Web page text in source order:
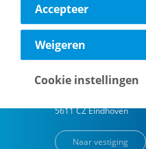
vb&t
Eindhoven
5611 CZ Eindhoven
Naar vestiging
Accepteer
Weigeren
Cookie instellingen